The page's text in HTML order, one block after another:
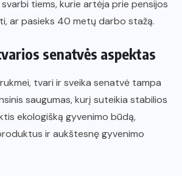
tiems, kurie artėja prie pensijos
ar pasieks 40 metų darbo stažą.
senatvės aspektas
tvari ir sveika senatvė tampa
saugumas, kurį suteikia stabilios
ekologišką gyvenimo būdą,
ir aukštesnę gyvenimo